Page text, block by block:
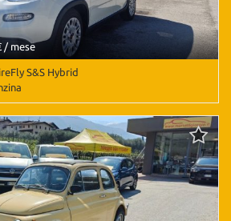
/ mese
S&S Hybrid
(6) • Bianco pastello • 5 Porte • ABS •
• Airbag testa • Alzacristalli elettrici •
• Boardcomputer • Chiusura
centralizzata telecomandata •
trazione • ESP • Immobilizzatore
• Marmitta catalitica • MP3 • Servosterzo •
USB • Vivavoce